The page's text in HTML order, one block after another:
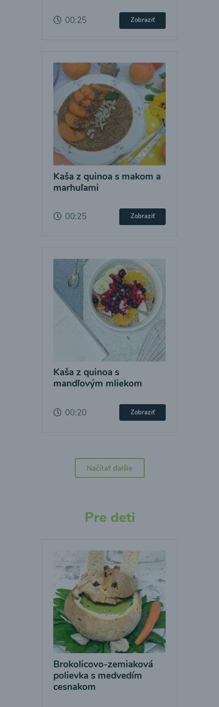
00:25 Zobraziť
Kaša z quinoa s makom a
marhuľami
00:25 Zobraziť
Kaša z quinoa s
mandľovým mliekom
00:20 Zobraziť
Načítať ďalšie
Pre deti
Brokolicovo-zemiaková
polievka s medvedím
cesnakom